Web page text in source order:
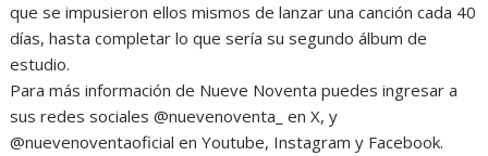
que se impusieron ellos mismos de lanzar una canción cada 40
días, hasta completar lo que sería su segundo álbum de
estudio.
Para más información de Nueve Noventa puedes ingresar a
sus redes sociales @nuevenoventa_ en X, y
@nuevenoventaoficial en Youtube, Instagram y Facebook.